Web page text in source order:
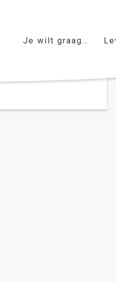
Je wilt graag…